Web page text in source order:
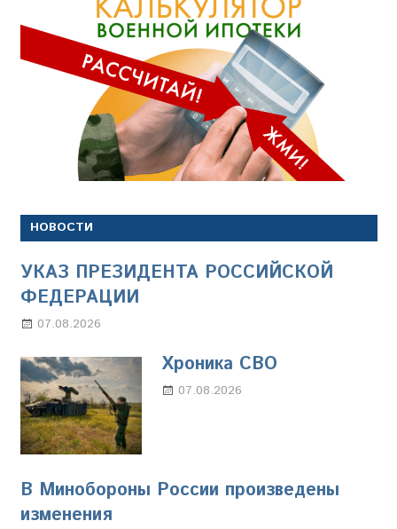
НОВОСТИ
УКАЗ ПРЕЗИДЕНТА РОССИЙСКОЙ
ФЕДЕРАЦИИ
07.08.2026
Хроника СВО
07.08.2026
В Минобороны России произведены
изменения